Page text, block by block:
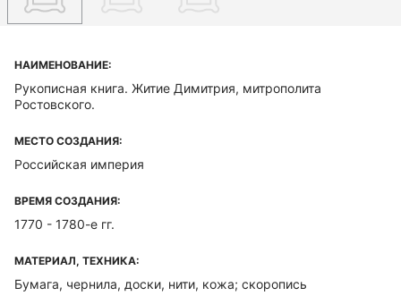
НАИМЕНОВАНИЕ:
Рукописная книга. Житие Димитрия, митрополита
Ростовского.
МЕСТО СОЗДАНИЯ:
Российская империя
ВРЕМЯ СОЗДАНИЯ:
1770 - 1780-е гг.
МАТЕРИАЛ, ТЕХНИКА:
Бумага, чернила, доски, нити, кожа; скоропись